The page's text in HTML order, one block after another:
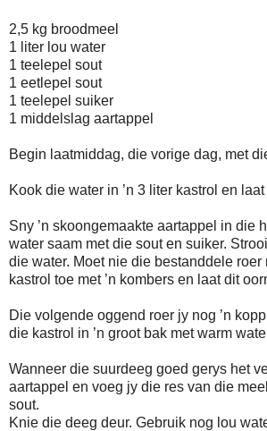
2,5 kg broodmeel
1 liter lou water
1 teelepel sout
1 eetlepel sout
1 teelepel suiker
1 middelslag aartappel
Begin laatmiddag, die vorige dag, met
Kook die water in ’n 3 liter kastrol en
Sny ’n skoongemaakte aartappel in die
water saam met die sout en suiker.
die water. Moet nie die bestanddele roer
kastrol toe met ’n kombers en laat dit
Die volgende oggend roer jy nog ’n
die kastrol in ’n groot bak met warm
Wanneer die suurdeeg goed gerys het
aartappel en voeg jy die res van die
sout.
Knie die deeg deur. Gebruik nog lou